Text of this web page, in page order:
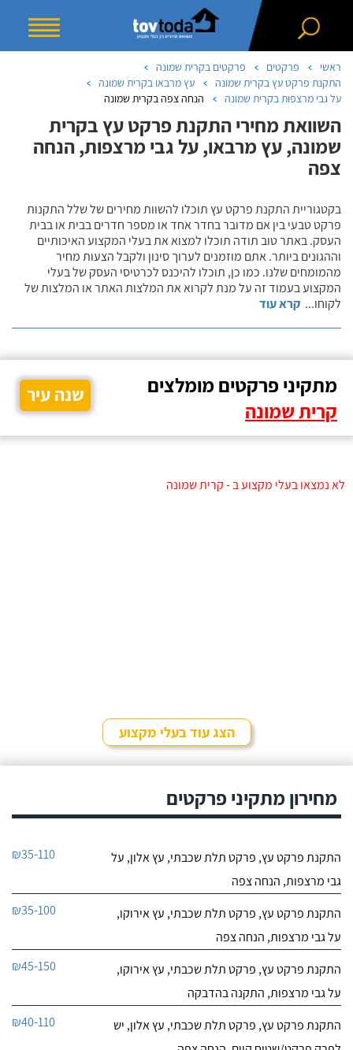
ראשי פרקטים
פרקטים בקרית שמונה
התקנת פרקט עץ בקרית שמונה
עץ מרבאו בקרית שמונה
על גבי מרצפות בקרית שמונה
הנחה צפה בקרית שמונה
השוואת מחירי התקנת פרקט עץ בקרית
שמונה, עץ מרבאו, על גבי מרצפות, הנחה
צפה
בקטגוריית התקנת פרקט עץ תוכלו להשוות מחירים של שלל התקנות
פרקט טבעי בין אם מדובר בחדר אחד או מספר חדרים בבית או בבית
העסק. באתר טוב תודה תוכלו למצוא את בעלי המקצוע האיכותיים
וההגונים ביותר. אתם מוזמנים לערוך סינון ולקבל הצעות מחיר
מהמומחים שלנו. כמו כן, תוכלו להיכנס לכרטיסי העסק של בעלי
המקצוע בעמוד זה על מנת לקרוא את המלצות האתר או המלצות של
לקוחו... קרא עוד
מתקיני פרקטים מומלצים
קרית שמונה
שנה עיר
לא נמצאו בעלי מקצוע ב - קרית שמונה
הצג עוד בעלי מקצוע
מחירון מתקיני פרקטים
התקנת פרקט עץ, פרקט תלת שכבתי, עץ אלון, על
גבי מרצפות, הנחה צפה
₪35-110
התקנת פרקט עץ, פרקט תלת שכבתי, עץ אירוקו,
על גבי מרצפות, הנחה צפה
₪35-100
התקנת פרקט עץ, פרקט תלת שכבתי, עץ אירוקו,
על גבי מרצפות, התקנה בהדבקה
₪45-150
התקנת פרקט עץ, פרקט תלת שכבתי, עץ אלון, יש
₪40-110